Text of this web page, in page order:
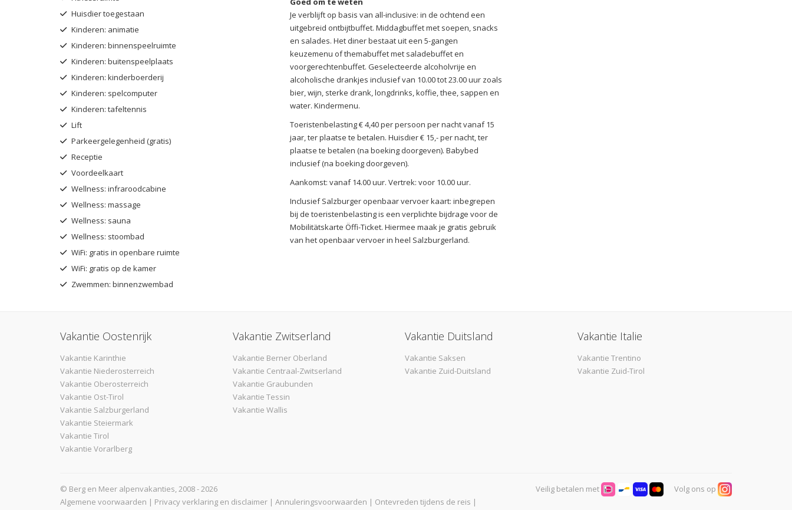
Huisdier toegestaan
Kinderen: animatie
Kinderen: binnenspeelruimte
Kinderen: buitenspeelplaats
Kinderen: kinderboerderij
Kinderen: spelcomputer
Kinderen: tafeltennis
Lift
Parkeergelegenheid (gratis)
Receptie
Voordeelkaart
Wellness: infraroodcabine
Wellness: massage
Wellness: sauna
Wellness: stoombad
WiFi: gratis in openbare ruimte
WiFi: gratis op de kamer
Zwemmen: binnenzwembad
Je verblijft op basis van all-inclusive: in de ochtend een
uitgebreid ontbijtbuffet. Middagbuffet met soepen, snacks
en salades. Het diner bestaat uit een 5-gangen
keuzemenu of themabuffet met saladebuffet en
voorgerechtenbuffet. Geselecteerde alcoholvrije en
alcoholische drankjes inclusief van 10.00 tot 23.00 uur zoals
bier, wijn, sterke drank, longdrinks, koffie, thee, sappen en
water. Kindermenu.
Toeristenbelasting € 4,40 per persoon per nacht vanaf 15
jaar, ter plaatse te betalen. Huisdier € 15,- per nacht, ter
plaatse te betalen (na boeking doorgeven). Babybed
inclusief (na boeking doorgeven).
Aankomst: vanaf 14.00 uur. Vertrek: voor 10.00 uur.
Inclusief Salzburger openbaar vervoer kaart: inbegrepen
bij de toeristenbelasting is een verplichte bijdrage voor de
Mobilitätskarte Öffi-Ticket. Hiermee maak je gratis gebruik
van het openbaar vervoer in heel Salzburgerland.
Vakantie Oostenrijk
Vakantie Karinthie
Vakantie Niederosterreich
Vakantie Oberosterreich
Vakantie Ost-Tirol
Vakantie Salzburgerland
Vakantie Steiermark
Vakantie Tirol
Vakantie Vorarlberg
Vakantie Zwitserland
Vakantie Berner Oberland
Vakantie Centraal-Zwitserland
Vakantie Graubunden
Vakantie Tessin
Vakantie Wallis
Vakantie Duitsland
Vakantie Saksen
Vakantie Zuid-Duitsland
Vakantie Italie
Vakantie Trentino
Vakantie Zuid-Tirol
© Berg en Meer alpenvakanties, 2008 - 2026
Algemene voorwaarden | Privacy verklaring en disclaimer | Annuleringsvoorwaarden | Ontevreden tijdens de reis |
Veilig betalen met Volg ons op